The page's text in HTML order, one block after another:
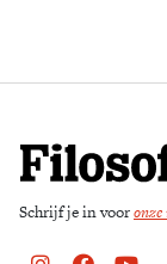
Schrijf je in voor